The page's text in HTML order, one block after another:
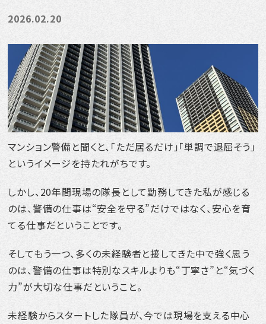
日警保安グループについて
採用情報
教育・研修・キャリアアップ
福利厚生
新卒採用エントリー
中途採用エントリー
お知らせ
お問い合わせ
2026.02.20
マンション警備と聞くと、「ただ居るだけ」「単調で退屈そう」
というイメージを持たれがちです。
しかし、20年間現場の隊長として勤務してきた私が感じる
のは、警備の仕事は“安全を守る”だけではなく、安心を育
てる仕事だということです。
そしてもう一つ、多くの未経験者と接してきた中で強く思う
のは、警備の仕事は特別なスキルよりも“丁寧さ”と“気づく
力”が大切な仕事だということ。
未経験からスタートした隊員が、今では現場を支える中心